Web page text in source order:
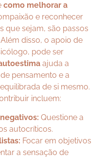
como melhorar a
e reconhecer
que sejam, são passos
disso, o apoio de
pode ser
ajuda a
pensamento e a
de si mesmo.
incluem:
Questione a
autocríticos.
Focar em objetivos
a sensação de